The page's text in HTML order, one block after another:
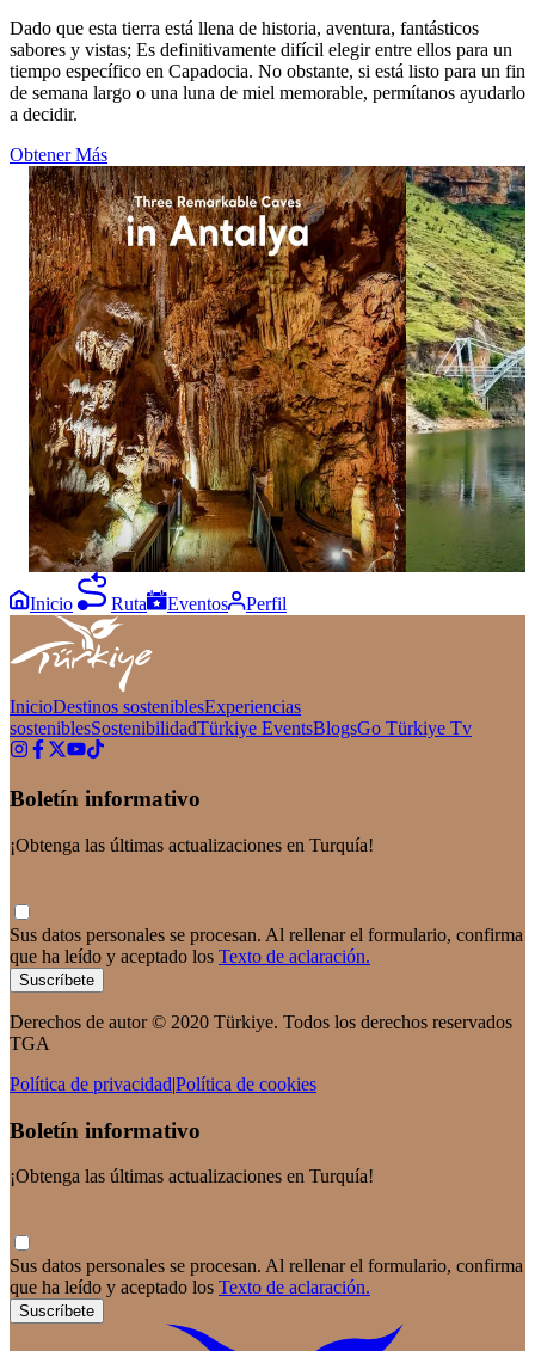
Dado que esta tierra está llena de historia, aventura, fantásticos
sabores y vistas; Es definitivamente difícil elegir entre ellos para un
tiempo específico en Capadocia. No obstante, si está listo para un fin
de semana largo o una luna de miel memorable, permítanos ayudarlo
a decidir.
Obtener Más
1113
12
Three caves, three distinctive worlds beneath
Antalya. ✨ Explore Damlataş Cave, Karain
Cave and Dim Cave, where remarkable rock
formations and dramatic chambers reveal
another side of the Turkish Riviera. Add these
three underground stops to your Antalya
itinerary. Click the link in bio for more and
follow goantalya #GoTürkiye #GoAntalya
#Antalya #TurkishRiviera #EastMediterranean
1574
20
A striking view
Eğil. 🌉
Bridge offers a
Diyarbakır’s
in bio for more
#GoTürkiye
Inicio Ruta Eventos Perfil
InicioDestinos sosteniblesExperiencias
sosteniblesSostenibilidadTürkiye EventsBlogsGo Türkiye Tv
Boletín informativo
¡Obtenga las últimas actualizaciones en Turquía!
Sus datos personales se procesan. Al rellenar el formulario, confirma
que ha leído y aceptado los Texto de aclaración.
Suscríbete
Derechos de autor © 2020 Türkiye. Todos los derechos reservados
TGA
Política de privacidad|Política de cookies
Boletín informativo
¡Obtenga las últimas actualizaciones en Turquía!
Sus datos personales se procesan. Al rellenar el formulario, confirma
que ha leído y aceptado los Texto de aclaración.
Suscríbete